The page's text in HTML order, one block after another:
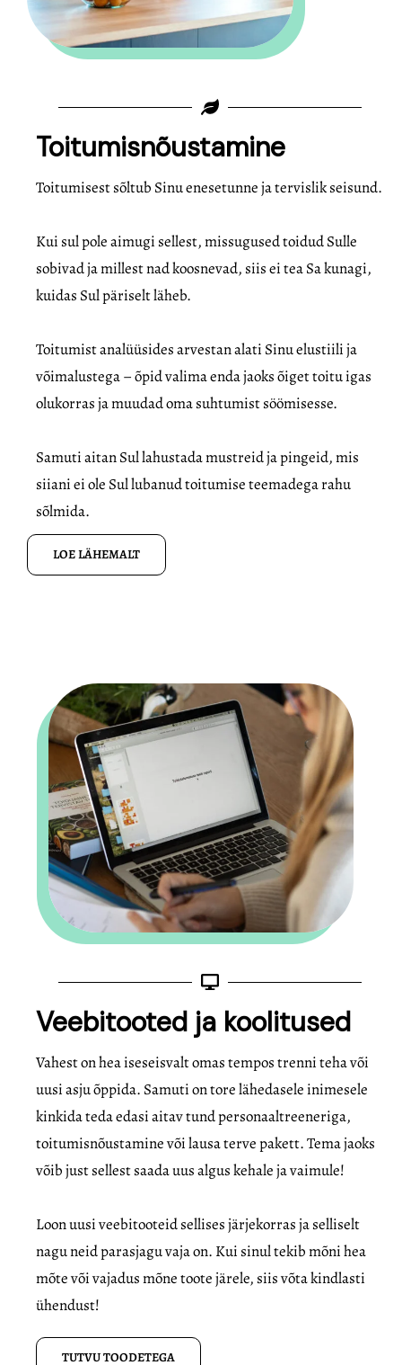
Toitumisnõustamine
Toitumisest sõltub Sinu enesetunne ja tervislik seisund.
Kui sul pole aimugi sellest, missugused toidud Sulle
sobivad ja millest nad koosnevad, siis ei tea Sa kunagi,
kuidas Sul päriselt läheb.
Toitumist analüüsides arvestan alati Sinu elustiili ja
võimalustega – õpid valima enda jaoks õiget toitu igas
olukorras ja muudad oma suhtumist söömisesse.
Samuti aitan Sul lahustada mustreid ja pingeid, mis
siiani ei ole Sul lubanud toitumise teemadega rahu
sõlmida.
LOE LÄHEMALT
Veebitooted ja koolitused
Vahest on hea iseseisvalt omas tempos trenni teha või
uusi asju õppida. Samuti on tore lähedasele inimesele
kinkida teda edasi aitav tund personaaltreeneriga,
toitumisnõustamine või lausa terve pakett. Tema jaoks
võib just sellest saada uus algus kehale ja vaimule!
Loon uusi veebitooteid sellises järjekorras ja selliselt
nagu neid parasjagu vaja on. Kui sinul tekib mõni hea
mõte või vajadus mõne toote järele, siis võta kindlasti
ühendust!
TUTVU TOODETEGA